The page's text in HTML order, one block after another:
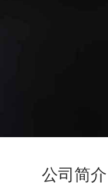
公司简介